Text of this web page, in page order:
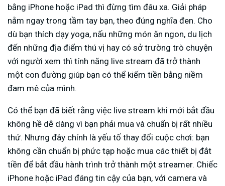
bằng iPhone hoặc iPad thì đừng tìm đâu xa. Giải pháp
nằm ngay trong tầm tay bạn, theo đúng nghĩa đen. Cho
dù bạn thích dạy yoga, nấu những món ăn ngon, du lịch
đến những địa điểm thú vị hay có sở trường trò chuyện
với người xem thì tính năng live stream đã trở thành
một con đường giúp bạn có thể kiếm tiền bằng niềm
đam mê của mình.
Có thể bạn đã biết rằng việc live stream khi mới bắt đầu
không hề dễ dàng vì bạn phải mua và chuẩn bị rất nhiều
thứ. Nhưng đây chính là yếu tố thay đổi cuộc chơi: bạn
không cần chuẩn bị phức tạp hoặc mua các thiết bị đắt
tiền để bắt đầu hành trình trở thành một streamer. Chiếc
iPhone hoặc iPad đáng tin cậy của bạn, với camera và